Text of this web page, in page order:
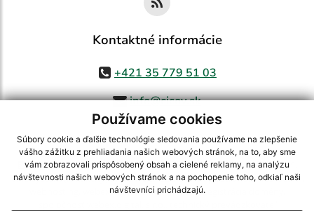
Používame cookies
Súbory cookie a ďalšie technológie sledovania používame na zlepšenie
vášho zážitku z prehliadania našich webových stránok, na to, aby sme
vám zobrazovali prispôsobený obsah a cielené reklamy, na analýzu
návštevnosti našich webových stránok a na pochopenie toho, odkiaľ naši
návštevníci prichádzajú.
Kontaktné informácie
+421 35 779 51 03
info@cicov.sk
využite možnosť získavania aktuálnych informácií s využitím RSS
CMS systém (redakčný) systém ECHELON 2,Mapa stránok,web portál
webex.digital, s.r.o.,domény,registrácia domény